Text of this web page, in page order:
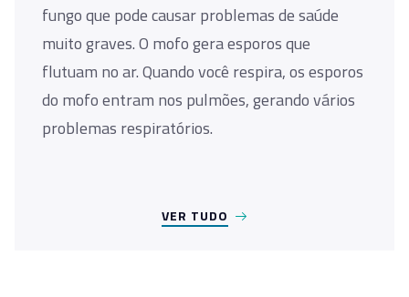
fungo que pode causar problemas de saúde
muito graves. O mofo gera esporos que
flutuam no ar. Quando você respira, os esporos
do mofo entram nos pulmões, gerando vários
problemas respiratórios.
VER TUDO